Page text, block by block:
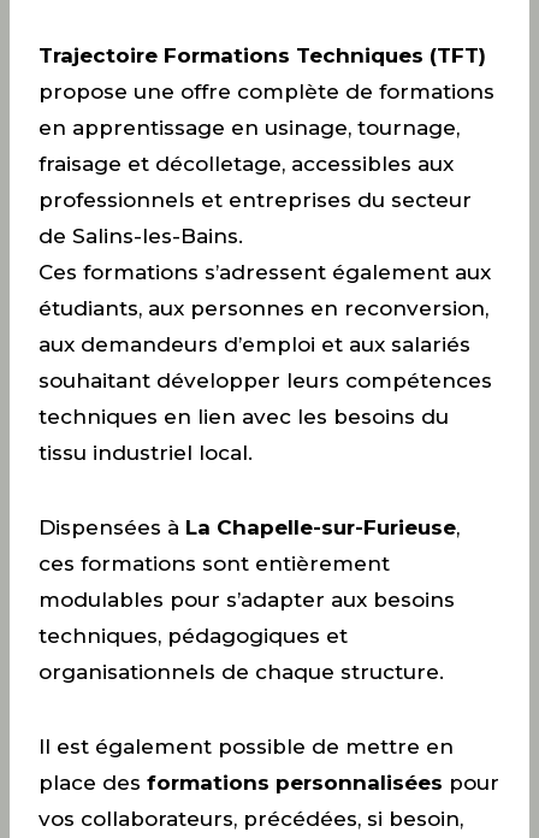
Trajectoire Formations Techniques (TFT)
propose une offre complète de formations
en apprentissage en usinage, tournage,
fraisage et décolletage, accessibles aux
professionnels et entreprises du secteur
de Salins-les-Bains.
Ces formations s’adressent également aux
étudiants, aux personnes en reconversion,
aux demandeurs d’emploi et aux salariés
souhaitant développer leurs compétences
techniques en lien avec les besoins du
tissu industriel local.
Dispensées à La Chapelle-sur-Furieuse,
ces formations sont entièrement
modulables pour s’adapter aux besoins
techniques, pédagogiques et
organisationnels de chaque structure.
Il est également possible de mettre en
place des formations personnalisées pour
vos collaborateurs, précédées, si besoin,